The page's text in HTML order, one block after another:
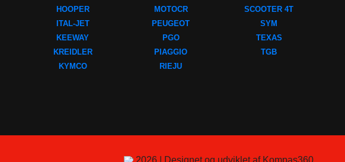
HOOPER
ITAL-JET
KEEWAY
KREIDLER
KYMCO
MOTOCR
PEUGEOT
PGO
PIAGGIO
RIEJU
SCOOTER 4T
SYM
TEXAS
TGB
2026 | Designet og udviklet af Kompas360